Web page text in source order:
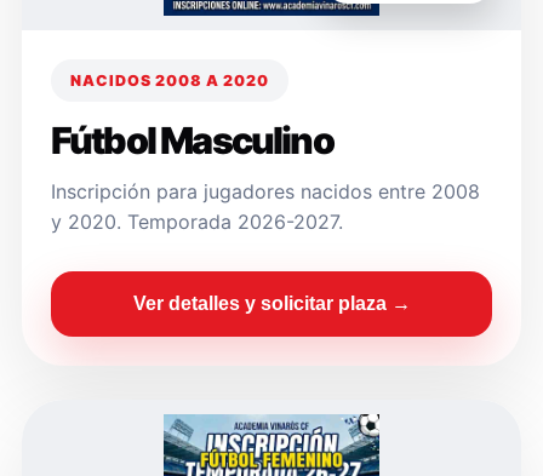
NACIDOS 2008 A 2020
Fútbol Masculino
Inscripción para jugadores nacidos entre 2008
y 2020. Temporada 2026-2027.
Ver detalles y solicitar plaza →